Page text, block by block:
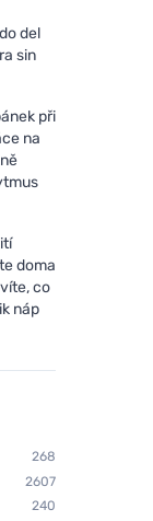
del
sin
při
na
doma
co
náp
268
2607
240